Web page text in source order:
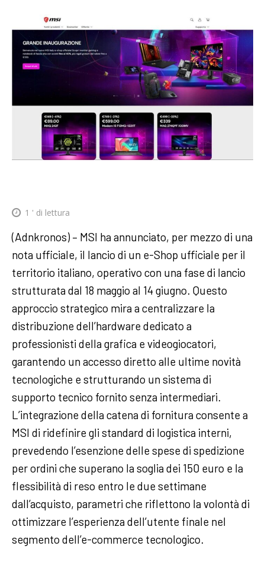
1 ' di lettura
(Adnkronos) – MSI ha annunciato, per mezzo di una
nota ufficiale, il lancio di un e-Shop ufficiale per il
territorio italiano, operativo con una fase di lancio
strutturata dal 18 maggio al 14 giugno. Questo
approccio strategico mira a centralizzare la
distribuzione dell’hardware dedicato a
professionisti della grafica e videogiocatori,
garantendo un accesso diretto alle ultime novità
tecnologiche e strutturando un sistema di
supporto tecnico fornito senza intermediari.
L’integrazione della catena di fornitura consente a
MSI di ridefinire gli standard di logistica interni,
prevedendo l’esenzione delle spese di spedizione
per ordini che superano la soglia dei 150 euro e la
flessibilità di reso entro le due settimane
dall’acquisto, parametri che riflettono la volontà di
ottimizzare l’esperienza dell’utente finale nel
segmento dell’e-commerce tecnologico.